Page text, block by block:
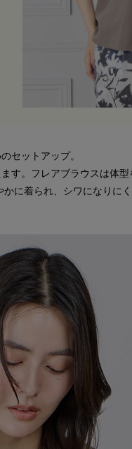
セットアップ。
す。フレアブラウスは体型
に着られ、シワになりに